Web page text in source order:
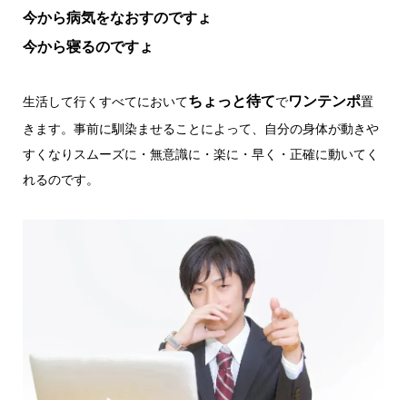
今から病気をなおすのですょ
今から寝るのですょ
生活して行くすべてにおいてちょっと待てでワンテンポ置
きます。事前に馴染ませることによって、自分の身体が動きや
すくなりスムーズに・無意識に・楽に・早く・正確に動いてく
れるのです。